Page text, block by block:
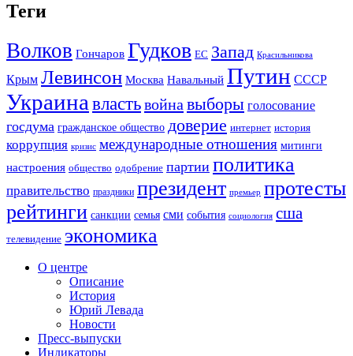
Теги
Волков Гончаров Гудков ЕС Запад Красильникова
Крым Левинсон Москва Навальный Путин СССР
Украина властьвойна выборы голосование
госдума гражданское общество доверие интернет история
коррупция кризис международные отношения митинги
настроения общество одобрение партии политика
правительство праздники президент премьер протесты
рейтинги санкции семья сми события социология сша
телевидение экономика
О центре
Описание
История
Юрий Левада
Новости
Пресс-выпуски
Индикаторы